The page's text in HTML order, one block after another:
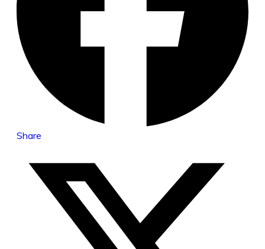
Share